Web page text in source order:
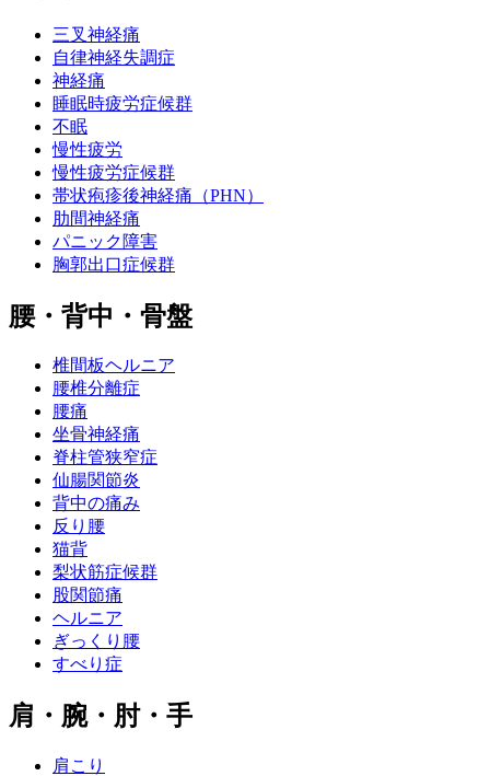
三叉神経痛
自律神経失調症
神経痛
睡眠時疲労症候群
不眠
慢性疲労
慢性疲労症候群
帯状疱疹後神経痛（PHN）
肋間神経痛
パニック障害
胸郭出口症候群
腰・背中・骨盤
椎間板ヘルニア
腰椎分離症
腰痛
坐骨神経痛
脊柱管狭窄症
仙腸関節炎
背中の痛み
反り腰
猫背
梨状筋症候群
股関節痛
ヘルニア
ぎっくり腰
すべり症
肩・腕・肘・手
肩こり